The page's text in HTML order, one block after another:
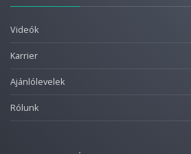
Videók
Karrier
Ajánlólevelek
Rólunk